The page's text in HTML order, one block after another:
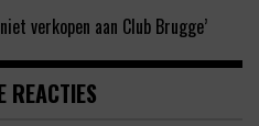
verkopen aan Club Brugge’
REACTIES